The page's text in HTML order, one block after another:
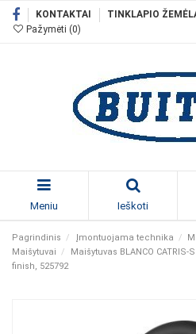
KONTAKTAI TINKLAPIO
Pažymėti (0)
Meniu Ieškoti
Pagrindinis Įmontuojama technika
Maišytuvai
Maišytuvas BLANCO
finish, 525792